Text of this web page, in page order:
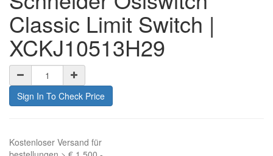
Classic Limit Switch |
XCKJ10513H29
Sign In To Check Price
Kostenloser Versand für